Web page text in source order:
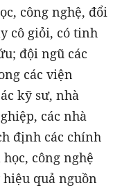
công nghệ, đổi
cô giỏi, có tinh
đội ngũ các
các viện
kỹ sư, nhà
các nhà
định các chính
công nghệ
quả nguồn